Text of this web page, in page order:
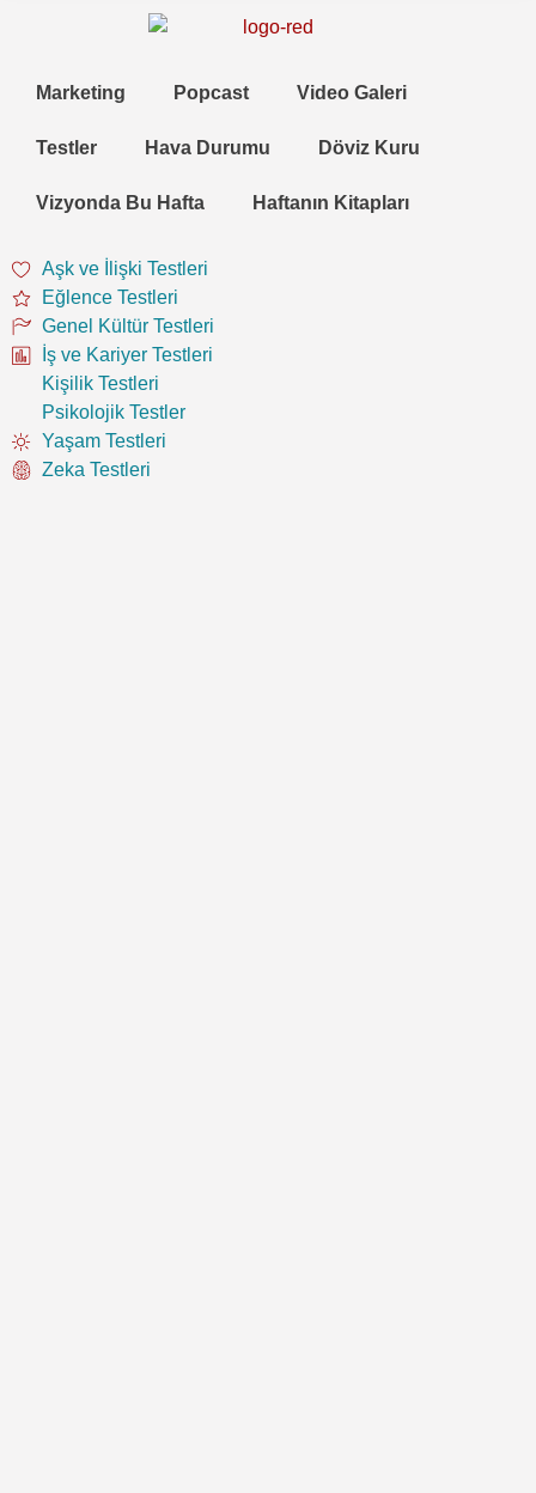
Marketing Popcast Video Galeri
Testler Hava Durumu Döviz Kuru
Vizyonda Bu Hafta Haftanın Kitapları
Aşk ve İlişki Testleri
Eğlence Testleri
Genel Kültür Testleri
İş ve Kariyer Testleri
Kişilik Testleri
Psikolojik Testler
Yaşam Testleri
Zeka Testleri